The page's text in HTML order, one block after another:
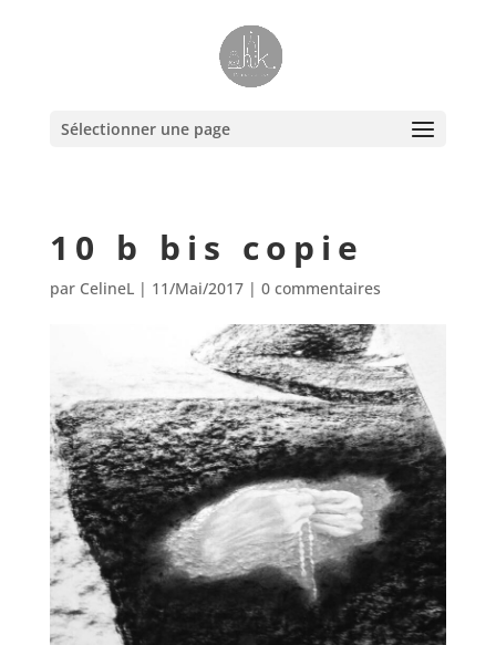
Sélectionner une page
10 b bis copie
par CelineL| 11/Mai/2017| 0 commentaires